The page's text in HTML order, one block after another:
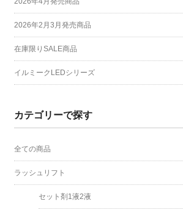
2026年2月3月発売商品
在庫限りSALE商品
イルミークLEDシリーズ
カテゴリーで探す
全ての商品
ラッシュリフト
セット剤1液2液